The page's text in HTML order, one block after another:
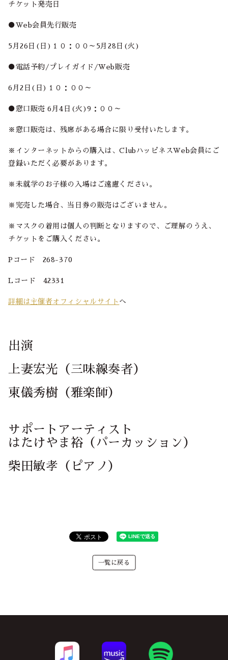
チケット発売日
●Web会員先行販売
5月26日(日)１０：００～5月28日(火)
●電話予約/プレイガイド/Web販売
6月2日(日)１０：００～
●窓口販売 6月4日(火)9：００～
※窓口販売は、残席がある場合に限り受付いたします。
※インターネットからの購入は、ClubハッピネスWeb会員にご
登録いただく必要があります。
※未就学のお子様の入場はご遠慮ください。
※完売した場合、当日券の販売はございません。
※マスクの着用は個人の判断となりますので、ご理解のうえ、
チケットをご購入ください。
Pコード 268-370
Lコード 42331
詳細は主催者オフィシャルサイト へ
出演
上妻宏光（三味線奏者）
東儀秀樹（雅楽師）
サポートアーティスト
はたけやま裕（パーカッション）
柴田敏孝（ピアノ）
一覧に戻る